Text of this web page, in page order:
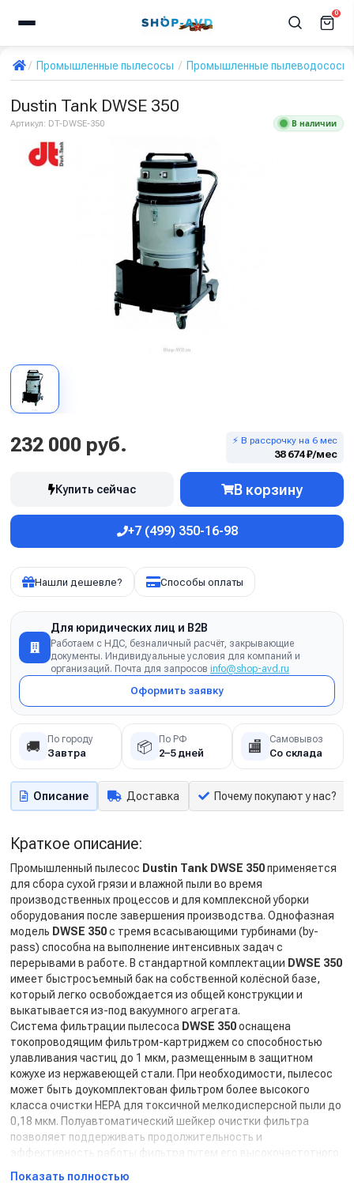
0
Промышленные пылесосы Промышленные пылеводососы
Dustin Tank DWSE 350
Артикул: DT-DWSE-350 В наличии
232 000 руб. ⚡ В рассрочку на 6 мес
38 674 ₽/мес
Купить сейчас В корзину
+7 (499) 350-16-98
Нашли дешевле? Способы оплаты
Для юридических лиц и B2B
Работаем с НДС, безналичный расчёт, закрывающие
документы. Индивидуальные условия для компаний и
организаций. Почта для запросов info@shop-avd.ru
Оформить заявку
🚚 По городу
Завтра 📦 По РФ
2–5 дней 🏬 Самовывоз
Со склада
Описание Доставка Почему покупают у нас?
Краткое описание:
Промышленный пылесос Dustin Tank DWSE 350применяется
для сбора сухой грязи и влажной пыли во время
производственных процессов и для комплексной уборки
оборудования после завершения производства. Однофазная
модель DWSE 350с тремя всасывающими турбинами (by-
pass) способна на выполнение интенсивных задач с
перерывами в работе. В стандартной комплектации DWSE 350
имеет быстросъемный бак на собственной колёсной базе,
который легко освобождается из общей конструкции и
выкатывается из-под вакуумного агрегата.
Система фильтрации пылесоса DWSE 350оснащена
токопроводящим фильтром-картриджем со способностью
улавливания частиц до 1 мкм, размещенным в защитном
кожухе из нержавеющей стали. При необходимости, пылесос
может быть доукомплектован фильтром более высокого
класса очистки HEPA для токсичной мелкодисперсной пыли до
0,18 мкм. Полуавтоматический шейкер очистки фильтра
позволяет поддерживать продолжительность и
эффективность работы фильтра путем его высокочастотного
приводится в действие переключением выключателя.
Показать полностью